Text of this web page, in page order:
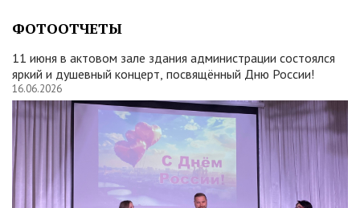
ФОТООТЧЕТЫ
11 июня в актовом зале здания администрации состоялся
яркий и душевный концерт, посвящённый Дню России!
16.06.2026